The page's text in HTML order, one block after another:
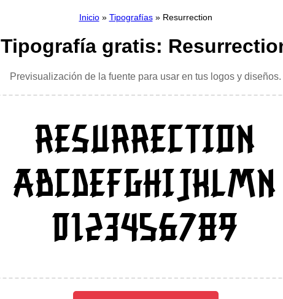
Inicio» Tipografías» Resurrection
Tipografía gratis:
Previsualización de la fuente para usar en tus logos y diseños.
Resurrection
ABCDEFGHIJKLMN
0123456789